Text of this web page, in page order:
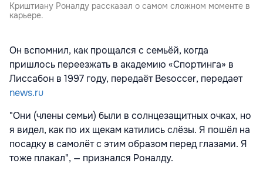
Криштиану Роналду рассказал о самом сложном моменте в
карьере.
Он вспомнил, как прощался с семьёй, когда
пришлось переезжать в академию «Спортинга» в
Лиссабон в 1997 году, передаёт Besoccer, передает
news.ru
"Они (члены семьи) были в солнцезащитных очках, но
я видел, как по их щекам катились слёзы. Я пошёл на
посадку в самолёт с этим образом перед глазами. Я
тоже плакал", — признался Роналду.